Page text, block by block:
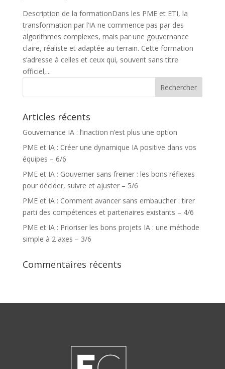
Description de la formationDans les PME et ETI, la
transformation par l’IA ne commence pas par des
algorithmes complexes, mais par une gouvernance
claire, réaliste et adaptée au terrain. Cette formation
s’adresse à celles et ceux qui, souvent sans titre
officiel,...
Articles récents
Gouvernance IA : l’inaction n’est plus une option
PME et IA : Créer une dynamique IA positive dans vos
équipes – 6/6
PME et IA : Gouverner sans freiner : les bons réflexes
pour décider, suivre et ajuster – 5/6
PME et IA : Comment avancer sans embaucher : tirer
parti des compétences et partenaires existants – 4/6
PME et IA : Prioriser les bons projets IA : une méthode
simple à 2 axes – 3/6
Commentaires récents